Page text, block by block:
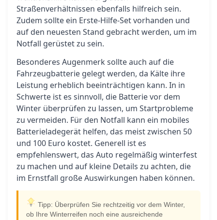
Straßenverhältnissen ebenfalls hilfreich sein.
Zudem sollte ein Erste-Hilfe-Set vorhanden und
auf den neuesten Stand gebracht werden, um im
Notfall gerüstet zu sein.
Besonderes Augenmerk sollte auch auf die
Fahrzeugbatterie gelegt werden, da Kälte ihre
Leistung erheblich beeinträchtigen kann. In in
Schwerte ist es sinnvoll, die Batterie vor dem
Winter überprüfen zu lassen, um Startprobleme
zu vermeiden. Für den Notfall kann ein mobiles
Batterieladegerät helfen, das meist zwischen 50
und 100 Euro kostet. Generell ist es
empfehlenswert, das Auto regelmäßig winterfest
zu machen und auf kleine Details zu achten, die
im Ernstfall große Auswirkungen haben können.
Tipp: Überprüfen Sie rechtzeitig vor dem Winter,
ob Ihre Winterreifen noch eine ausreichende